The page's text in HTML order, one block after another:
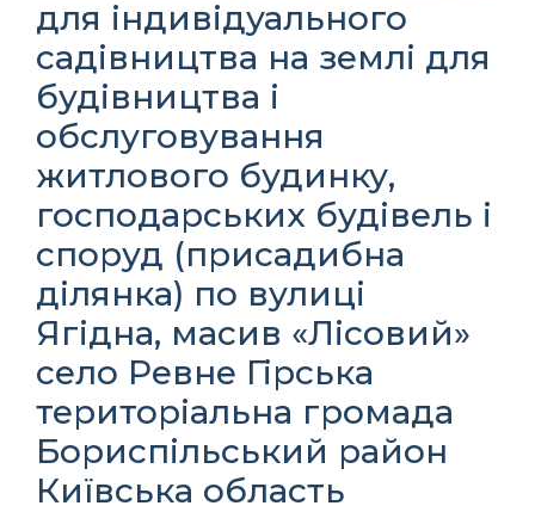
для індивідуального
садівництва на землі для
будівництва і
обслуговування
житлового будинку,
господарських будівель і
споруд (присадибна
ділянка) по вулиці
Ягідна, масив «Лісовий»
село Ревне Гірська
територіальна громада
Бориспільський район
Київська область